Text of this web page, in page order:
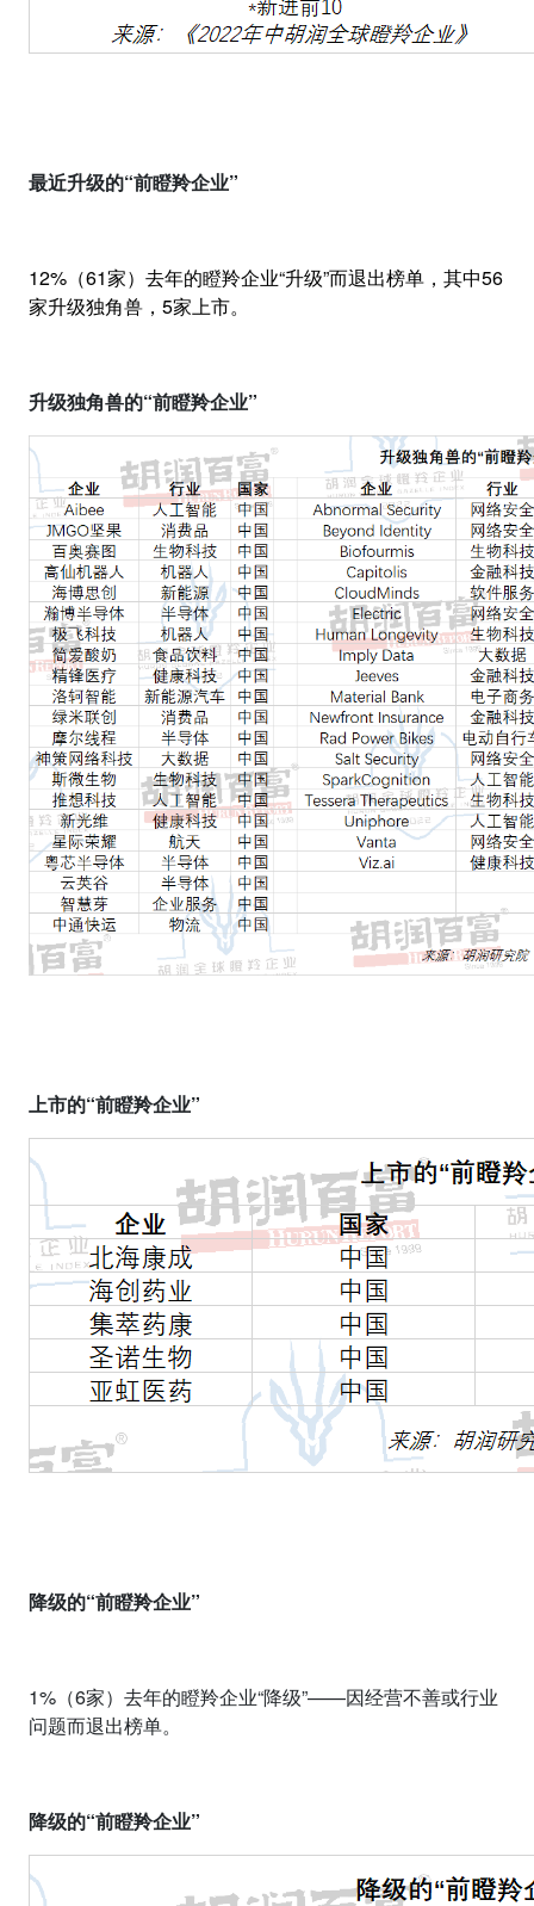
最近升级的“前瞪羚企业”
12% （61家）去年的瞪羚企业“升级”而退出榜单，其中56
家升级独角兽， 5家上市。
升级独角兽的“前瞪羚企业”
上市的“前瞪羚企业”
降级的“前瞪羚企业”
1% （6家）去年的瞪羚企业“降级”——因经营不善或行业
问题而退出榜单。
降级的“前瞪羚企业”